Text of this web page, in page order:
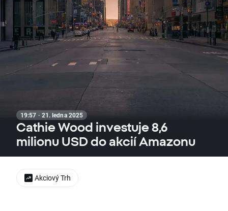
19:57 · 21. ledna 2025
Cathie Wood investuje 8,6
milionu USD do akcií Amazonu
Akciový Trh